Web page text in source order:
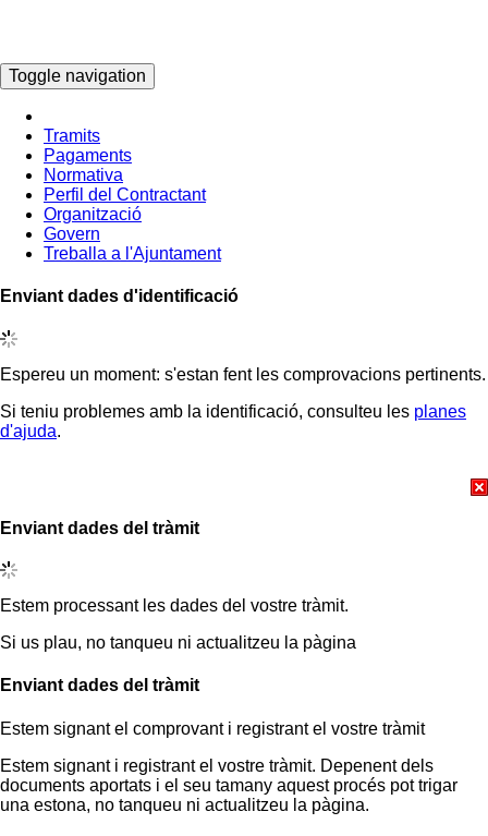
Toggle navigation
Tramits
Pagaments
Normativa
Perfil del Contractant
Organització
Govern
Treballa a l'Ajuntament
Enviant dades d'identificació
Espereu un moment: s'estan fent les comprovacions pertinents.
Si teniu problemes amb la identificació, consulteu les planes
d'ajuda.
Enviant dades del tràmit
Estem processant les dades del vostre tràmit.
Si us plau, no tanqueu ni actualitzeu la pàgina
Enviant dades del tràmit
Estem signant el comprovant i registrant el vostre tràmit
Estem signant i registrant el vostre tràmit. Depenent dels
documents aportats i el seu tamany aquest procés pot trigar
una estona, no tanqueu ni actualitzeu la pàgina.